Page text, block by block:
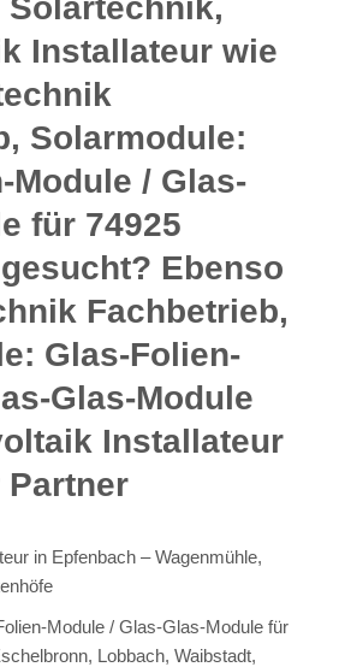
Solartechnik,
Installateur wie
Solarmodule:
Module / Glas-
für 74925
Ebenso
Fachbetrieb,
Glas-Folien-
Glas-Module
Installateur
in Epfenbach – Wagenmühle,
Module / Glas-Glas-Module für
Lobbach, Waibstadt,